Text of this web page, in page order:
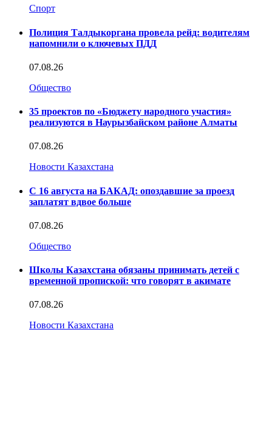
Спорт
Полиция Талдыкоргана провела рейд: водителям
напомнили о ключевых ПДД
07.08.26
Общество
35 проектов по «Бюджету народного участия»
реализуются в Наурызбайском районе Алматы
07.08.26
Новости Казахстана
С 16 августа на БАКАД: опоздавшие за проезд
заплатят вдвое больше
07.08.26
Общество
Школы Казахстана обязаны принимать детей с
временной пропиской: что говорят в акимате
07.08.26
Новости Казахстана